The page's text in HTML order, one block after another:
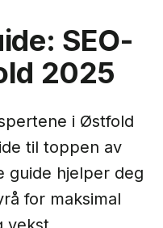
SEO-
2025
i Østfold
til toppen av
guide hjelper deg
for maksimal